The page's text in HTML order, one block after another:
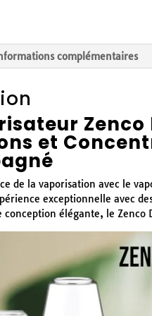
complémentaires
et
de la vaporisation avec le
exceptionnelle avec
conception élégante, le